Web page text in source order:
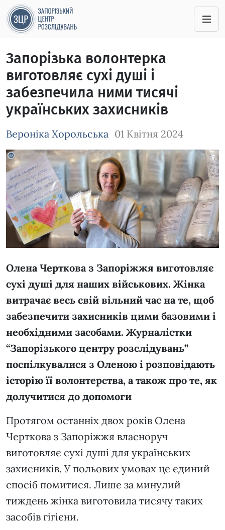
Запорізька волонтерка
виготовляє сухі душі і
забезпечила ними тисячі
українських захисників
Вероніка Хорольська 01 Квітня 2024
Зображення завантажується
Олена Черткова з Запоріжжя виготовляє
сухі душі для наших військових. Жінка
витрачає весь свій вільний час на те, щоб
забезпечити захисників цими базовими і
необхідними засобами. Журналістки
“Запорізького центру розслідувань”
поспілкувалися з Оленою і розповідають
історію її волонтерства, а також про те, як
долучитися до допомоги
Протягом останніх двох років Олена
Черткова з Запоріжжя власноруч
виготовляє сухі душі для українських
захисників. У польових умовах це єдиний
спосіб помитися. Лише за минулий
тиждень жінка виготовила тисячу таких
засобів гігієни.